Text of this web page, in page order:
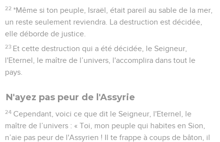
22 *Même si ton peuple, Israël, était pareil au sable de la mer,
un reste seulement reviendra. La destruction est décidée,
elle déborde de justice.
23 Et cette destruction qui a été décidée, le Seigneur,
l'Eternel, le maître de l’univers, l'accomplira dans tout le
pays.
N'ayez pas peur de l'Assyrie
24 Cependant, voici ce que dit le Seigneur, l'Eternel, le
maître de l’univers : « Toi, mon peuple qui habites en Sion,
n’aie pas peur de l'Assyrien ! Il te frappe à coups de bâton, il